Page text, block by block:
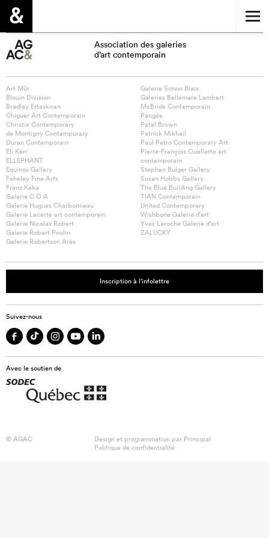
Association des galeries
d’art contemporain
Art Mûr
Blouin Division
Bradley Ertaskiran
Chiguer Art Contemporain
Christie Contemporary
de Montigny Contemporary
Duran Contemporain
Eli Kerr
ELLEPHANT
Equinox Gallery
Feheley Fine Arts
Franz Kaka
Galerie C.O.A
Galerie Hugues Charbonneau
Galerie Lacerte art contemporain
Galerie Nicolas Robert
Galerie Robert Poulin
Galerie Robertson Arès
Galerie Simon Blais
Galeries Bellemare Lambert
McBride Contemporain
Pangée
Patel Brown
Patrick Mikhail
Paul Petro Contemporary Art
Pierre-François Ouellette art
contemporain
Stephen Bulger Gallery
Susan Hobbs Gallery
The Blue Building Gallery
TIAN Contemporain
United Contemporary
Wishbone Galerie d’art
Yves Laroche Galerie d’art
ZALUCKY
Inscription à l’infolettre
Suivez-nous
Avec le soutien de
© AGAC Design et programmation par Principal
Politique de confidentialité